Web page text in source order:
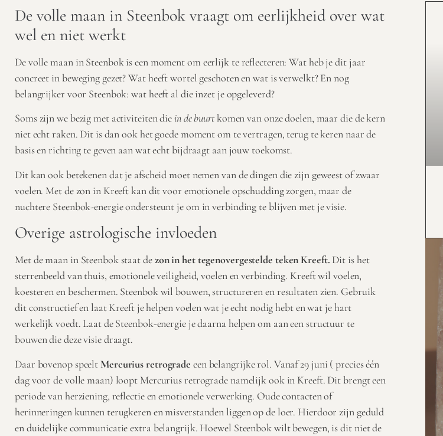
De volle maan in Steenbok vraagt om eerlijkheid over wat
wel en niet werkt
De volle maan in Steenbok is een moment om eerlijk te reflecteren: Wat heb je dit jaar
concreet in beweging gezet? Wat heeft wortel geschoten en wat is verwelkt? En nog
belangrijker voor Steenbok: wat heeft al die inzet je opgeleverd?
Soms zijn we bezig met activiteiten diein de buurtkomen van onze doelen, maar die de kern
niet echt raken. Dit is dan ook het goede moment om te vertragen, terug te keren naar de
basis en richting te geven aan wat echt bijdraagt aan jouw toekomst.
Dit kan ook betekenen dat je afscheid moet nemen van de dingen die zijn geweest of zwaar
voelen. Met de zon in Kreeft kan dit voor emotionele opschudding zorgen, maar de
nuchtere Steenbok-energie ondersteunt je om in verbinding te blijven met je visie.
Overige astrologische invloeden
Met de maan in Steenbok staat dezon in het tegenovergestelde teken Kreeft. Dit is het
sterrenbeeld van thuis, emotionele veiligheid, voelen en verbinding. Kreeft wil voelen,
koesteren en beschermen. Steenbok wil bouwen, structureren en resultaten zien. Gebruik
dit constructief en laat Kreeft je helpen voelen wat je echt nodig hebt en wat je hart
werkelijk voedt. Laat de Steenbok-energie je daarna helpen om aan een structuur te
bouwen die deze visie draagt.
Daar bovenop speeltMercurius retrograde een belangrijke rol. Vanaf 29 juni ( precies één
dag voor de volle maan) loopt Mercurius retrograde namelijk ook in Kreeft. Dit brengt een
periode van herziening, reflectie en emotionele verwerking. Oude contacten of
herinneringen kunnen terugkeren en misverstanden liggen op de loer. Hierdoor zijn geduld
en duidelijke communicatie extra belangrijk. Hoewel Steenbok wilt bewegen, is dit niet de